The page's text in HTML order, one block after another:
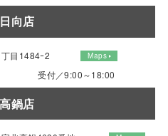
日向店
目1484ｰ2 Maps
受付／9:00～18:00
高鍋店